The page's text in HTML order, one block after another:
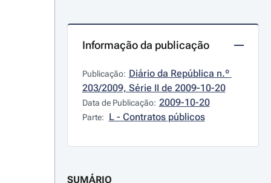
Informação da publicação
Publicação: Diário da República n.º
203/2009, Série II de 2009-10-20
Data de Publicação: 2009-10-20
Parte: L - Contratos públicos
SUMÁRIO